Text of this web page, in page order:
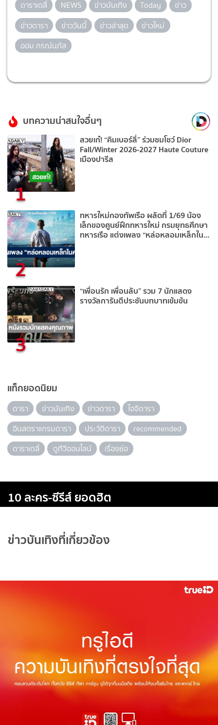
ดาราเดลี่ NEWS ข่าวบันเทิง Today
ข่าว
ข่าวดารา
ข่าววันนี้ ข่าวล่าสุด
ข่าวใหม่
ออม กรณ์นภัส
บทความน่าสนใจอื่นๆ
1
สวยเก๋! “คิมเบอร์ลี่” ร่วมชมโชว์ Dior
Fall/Winter 2026-2027 Haute Couture
เมืองปารีส
2
ทหารใหม่กองทัพเรือ ผลัดที่ 1/69 น้อง
เล็กของศูนย์ฝึกทหารใหม่ กรมยุทธศึกษา
ทหารเรือ แต่งเพลง “หล่อหลอมเหล็กใน
3
“เพื่อนรัก เพื่อนลับ” รวม 7 นักแสดง
รางวัลการันตีประชันบทบาทเข้มข้น
แท็กยอดนิยม
ดารา ข่าวบันเทิง ข่าวดารา
ไอจีดารา
อินสตราแกรมดารา
ประวัติดารา
recommended
ดาราเดลี่
ดูทีวีออนไลน์ เรื่องย่อ
10 ละคร-ซีรีส์ ยอดฮิต
ข่าวบันเทิงที่เกี่ยวข้อง